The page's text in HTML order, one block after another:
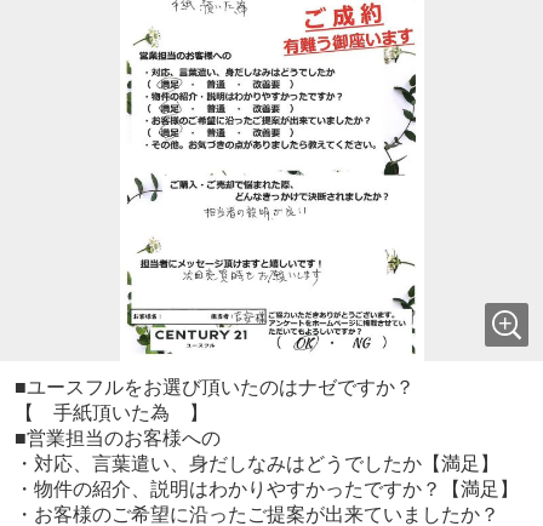
■ユースフルをお選び頂いたのはナゼですか？
【 手紙頂いた為 】
■営業担当のお客様への
・対応、言葉遣い、身だしなみはどうでしたか【満足】
・物件の紹介、説明はわかりやすかったですか？【満足】
・お客様のご希望に沿ったご提案が出来ていましたか？